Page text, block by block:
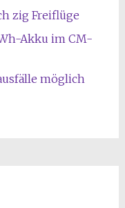
zig Freiflüge
Akku im CM-
möglich